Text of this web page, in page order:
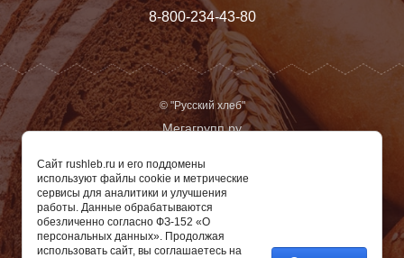
8-800-234-43-80
© "Русский хлеб"
Политика обработки персональных данных
Политика антимонопольного комплаенса
Сайт носит информационный характер и не является
публичной офертой
Мегагрупп.ру
Сайт rushleb.ru и его поддомены
используют файлы cookie и метрические
сервисы для аналитики и улучшения
работы. Данные обрабатываются
обезличенно согласно ФЗ-152 «О
персональных данных». Продолжая
использовать сайт, вы соглашаетесь на